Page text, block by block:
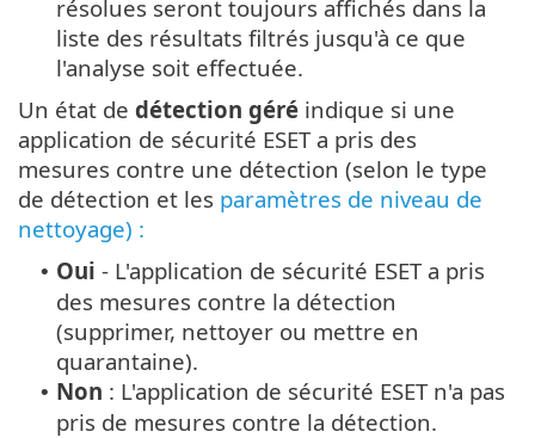
résolues seront toujours affichés dans la
liste des résultats filtrés jusqu'à ce que
l'analyse soit effectuée.
Un état de détection géré indique si une
application de sécurité ESET a pris des
mesures contre une détection (selon le type
de détection et les paramètres de niveau de
nettoyage) :
• Oui - L'application de sécurité ESET a pris
des mesures contre la détection
(supprimer, nettoyer ou mettre en
quarantaine).
• Non : L'application de sécurité ESET n'a pas
pris de mesures contre la détection.